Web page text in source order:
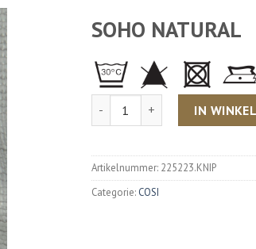
SOHO NATURAL
IN
Artikelnummer: 225223.KNIP
Categorie: COSI